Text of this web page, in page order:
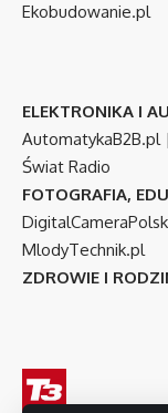
Ekobudowanie.pl
ELEKTRONIKA I
AutomatykaB2B.pl|
Świat Radio
FOTOGRAFIA,
MlodyTechnik.pl
ZDROWIE I